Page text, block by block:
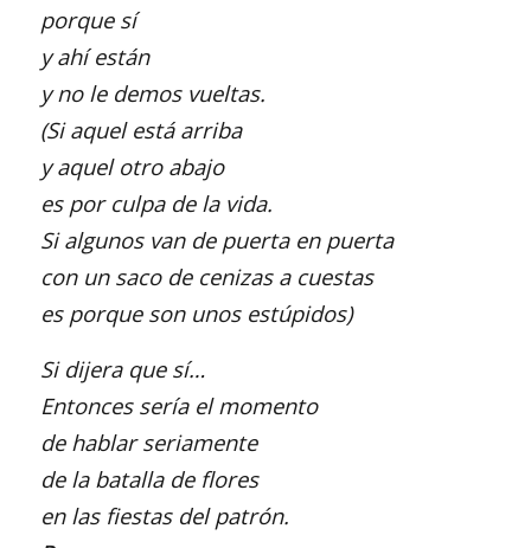
porque sí
y ahí están
y no le demos vueltas.
(Si aquel está arriba
y aquel otro abajo
es por culpa de la vida.
Si algunos van de puerta en puerta
con un saco de cenizas a cuestas
es porque son unos estúpidos)
Si dijera que sí…
Entonces sería el momento
de hablar seriamente
de la batalla de flores
en las fiestas del patrón.